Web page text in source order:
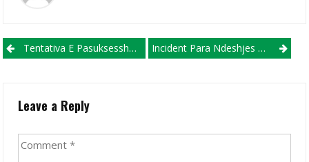
Post navigation
Tentativa E Pasuksesshme E Serbëve Për Të Ndërprerë Ndeshjen, Kosovë-Madagaskar Incident Para Ndeshjes Shqipëri-Norvegji! Taulant Xhaka Përplaset Me Policinë
Leave a Reply